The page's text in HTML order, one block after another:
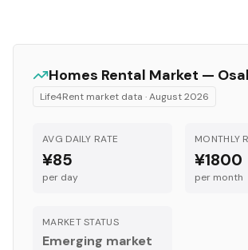
Homes Rental Market —
Life4Rent market data ·August 2026
AVG DAILY RATE
¥85
per day
MONTHLY
¥1800
per month
MARKET STATUS
Emerging market